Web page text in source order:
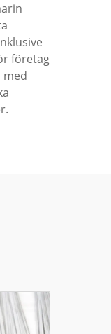
företag
med